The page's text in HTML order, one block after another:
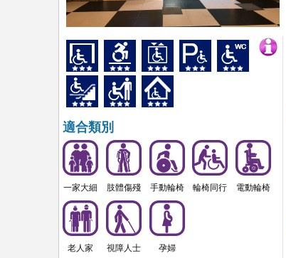
適合類別
一家大細 肢體傷殘 手動輪椅 輪椅同行 電動輪椅
老人家 視障人士 孕婦